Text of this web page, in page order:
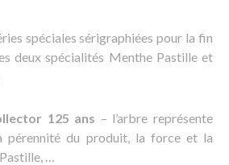
spéciales sérigraphiées pour la fin
deux spécialités Menthe Pastille et
125 ans – l’arbre représente
pérennité du produit, la force et la
…